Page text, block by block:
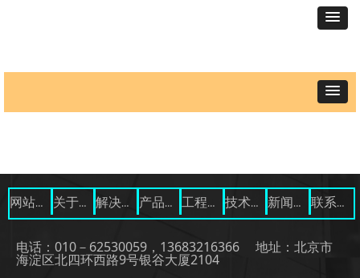
电话：010－62530059，13683216366 地址：北京市
海淀区北四环西路9号银谷大厦2104
网站首页 关于我们 解决方案 产品展示 工程案例 技术资料 新闻中心 联系我们